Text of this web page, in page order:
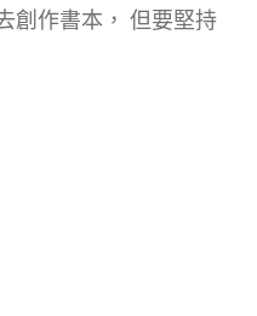
創作書本， 但要堅持